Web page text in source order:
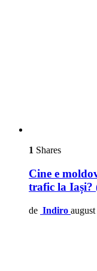
1 Shares
Cine e
trafic la Iași?
de Indiro